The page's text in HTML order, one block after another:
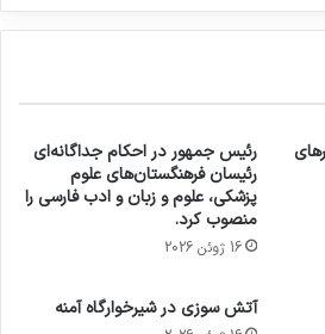
رئیس جمهور در احکام جداگانه‌ای
رئیسان فرهنگستان‌های علوم
پزشکی، علوم و زبان و ادب فارسی را
منصوب کرد.
16 ژوئن 2026
آتش سوزی در شیرخوارگاه آمنه